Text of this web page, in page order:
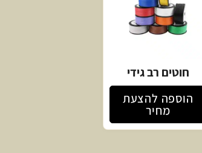
חוטים רב גידי
הוספה להצעת
מחיר